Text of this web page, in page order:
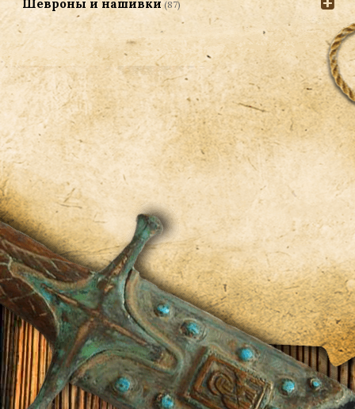
Шевроны и нашивки (87)